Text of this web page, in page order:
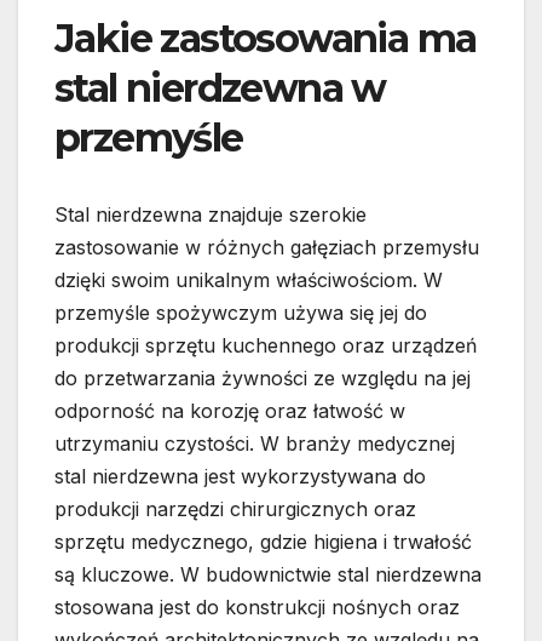
Jakie zastosowania ma
stal nierdzewna w
przemyśle
Stal nierdzewna znajduje szerokie
zastosowanie w różnych gałęziach przemysłu
dzięki swoim unikalnym właściwościom. W
przemyśle spożywczym używa się jej do
produkcji sprzętu kuchennego oraz urządzeń
do przetwarzania żywności ze względu na jej
odporność na korozję oraz łatwość w
utrzymaniu czystości. W branży medycznej
stal nierdzewna jest wykorzystywana do
produkcji narzędzi chirurgicznych oraz
sprzętu medycznego, gdzie higiena i trwałość
są kluczowe. W budownictwie stal nierdzewna
stosowana jest do konstrukcji nośnych oraz